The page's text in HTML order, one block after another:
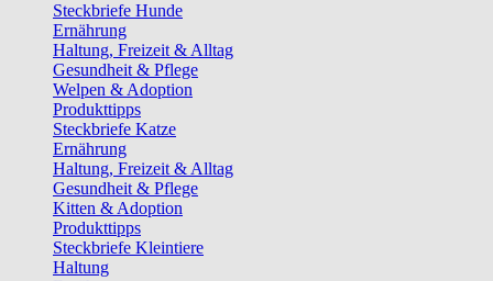
Steckbriefe Hunde
Ernährung
Haltung, Freizeit & Alltag
Gesundheit & Pflege
Welpen & Adoption
Produkttipps
Steckbriefe Katze
Ernährung
Haltung, Freizeit & Alltag
Gesundheit & Pflege
Kitten & Adoption
Produkttipps
Steckbriefe Kleintiere
Haltung